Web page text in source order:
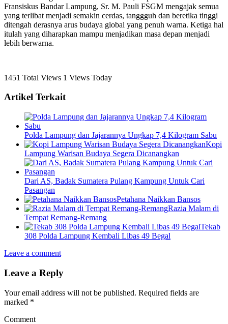
Fransiskus Bandar Lampung, Sr. M. Pauli FSGM mengajak semua
yang terlibat menjadi semakin cerdas, tanggguh dan beretika tinggi
ditengah derasnya arus budaya global yang penuh warna. Ketiga hal
itulah yang diharapkan mampu menjadikan masa depan menjadi
lebih berwarna.
1451 Total Views 1 Views Today
Artikel Terkait
Polda Lampung dan Jajarannya Ungkap 7,4 Kilogram Sabu
Kopi
Lampung Warisan Budaya Segera Dicanangkan
Dari AS, Badak Sumatera Pulang Kampung Untuk Cari
Pasangan
Petahana Naikkan Bansos
Razia Malam di
Tempat Remang-Remang
Tekab
308 Polda Lampung Kembali Libas 49 Begal
Leave a comment
Leave a Reply
Your email address will not be published. Required fields are
marked *
Comment